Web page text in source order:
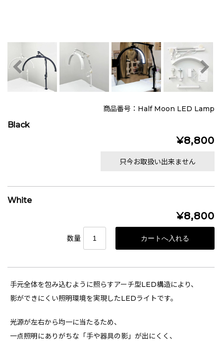
商品番号：Half Moon LED Lamp
Black
¥8,800
只今お取扱い出来ません
White
¥8,800
数量
手元全体を包み込むように照らすアーチ型LED構造により、
影ができにくい照明環境を実現したLEDライトです。
光源が左右から均一に当たるため、
一点照明にありがちな「手や器具の影」が出にくく、